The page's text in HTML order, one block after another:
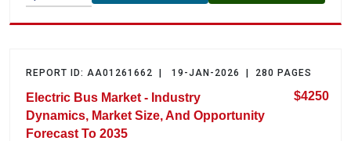
REPORT ID: AA01261662 | 19-JAN-2026 | 280 PAGES
Electric Bus Market - Industry
Dynamics, Market Size, And Opportunity
Forecast To 2035
$4250